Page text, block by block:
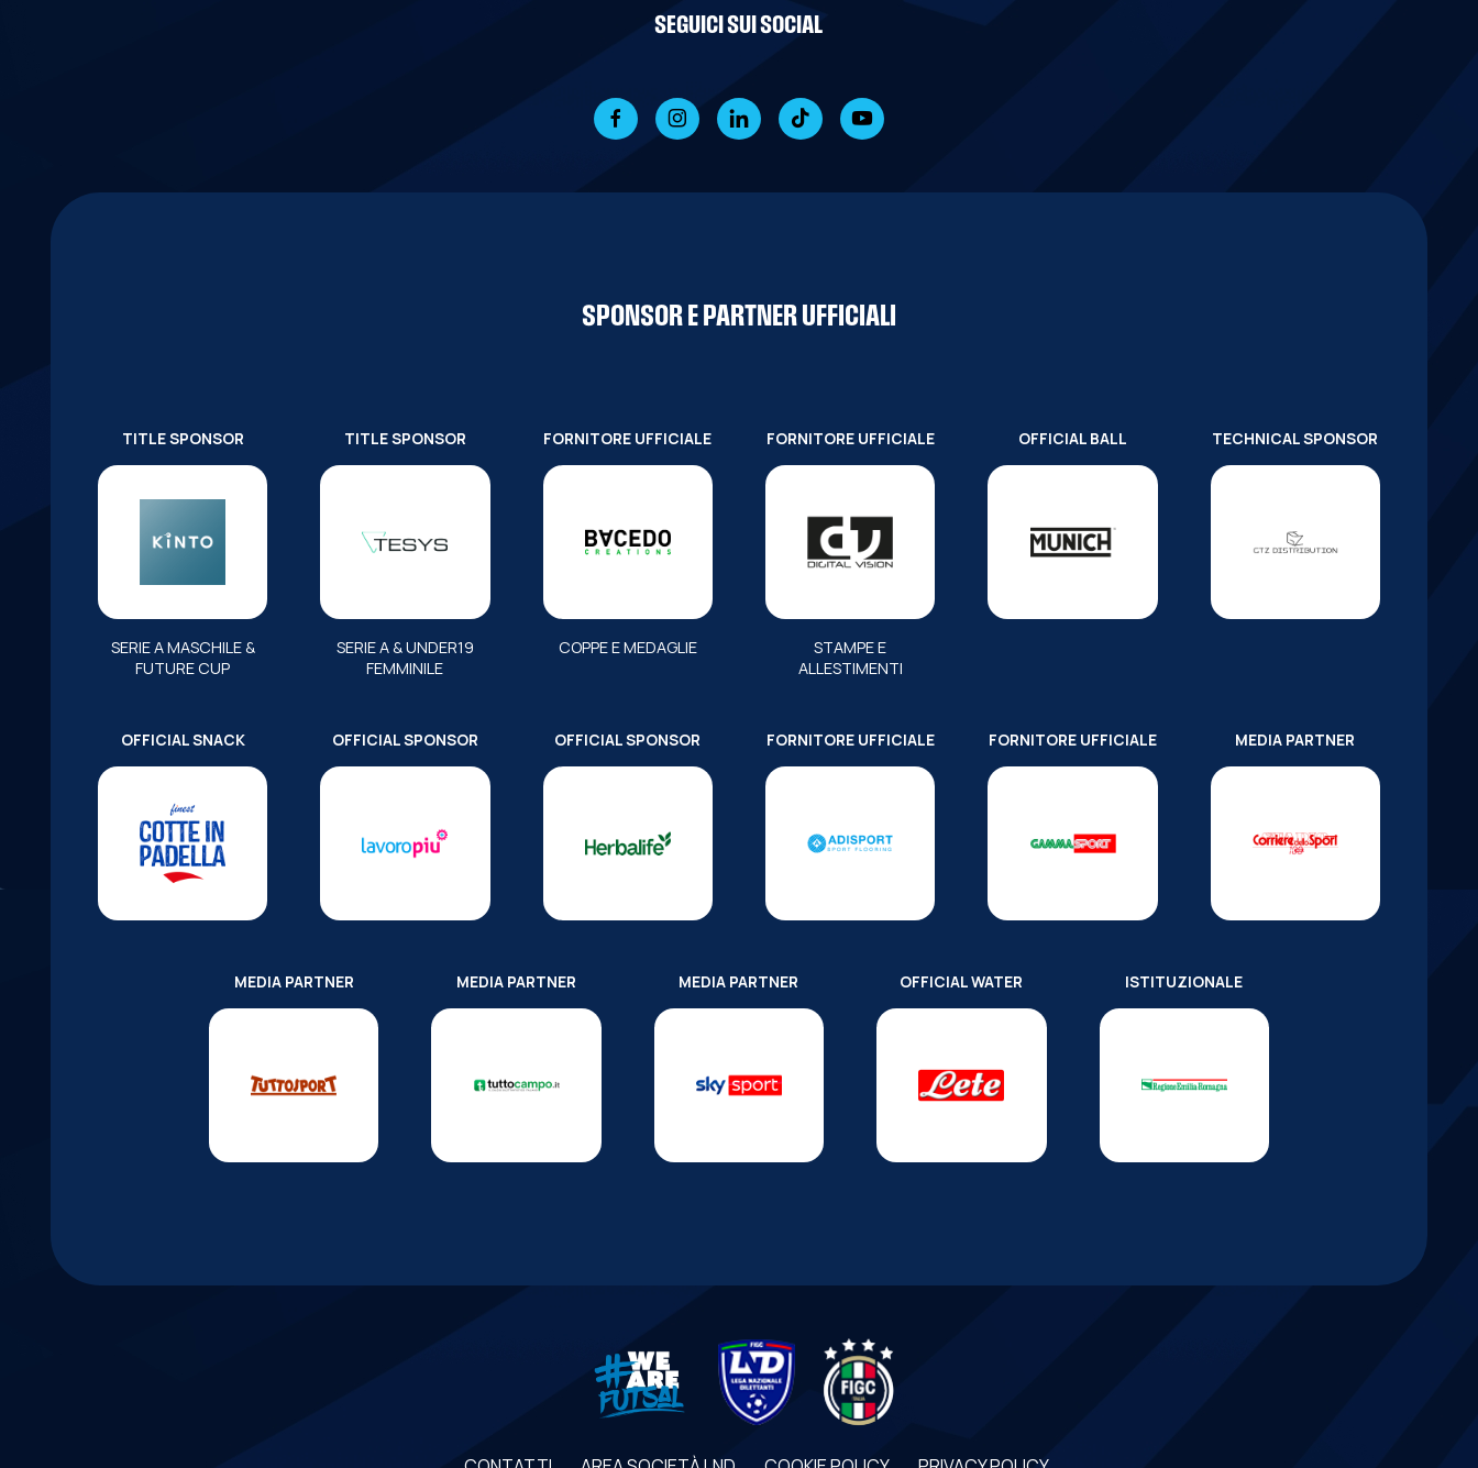
SEGUICI SUI SOCIAL
SPONSOR E PARTNER UFFICIALI
TITLE SPONSOR
SERIE A MASCHILE &
FUTURE CUP
TITLE SPONSOR
SERIE A & UNDER19
FEMMINILE
FORNITORE UFFICIALE
COPPE E MEDAGLIE
FORNITORE UFFICIALE
STAMPE E
ALLESTIMENTI
OFFICIAL BALL TECHNICAL SPONSOR
OFFICIAL SNACK OFFICIAL SPONSOR OFFICIAL SPONSOR FORNITORE UFFICIALE FORNITORE UFFICIALE MEDIA PARTNER
MEDIA PARTNER MEDIA PARTNER MEDIA PARTNER OFFICIAL WATER ISTITUZIONALE